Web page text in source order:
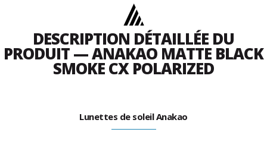
DESCRIPTION DÉTAILLÉE DU
PRODUIT — ANAKAO MATTE BLACK
SMOKE CX POLARIZED
Lunettes de soleil Anakao